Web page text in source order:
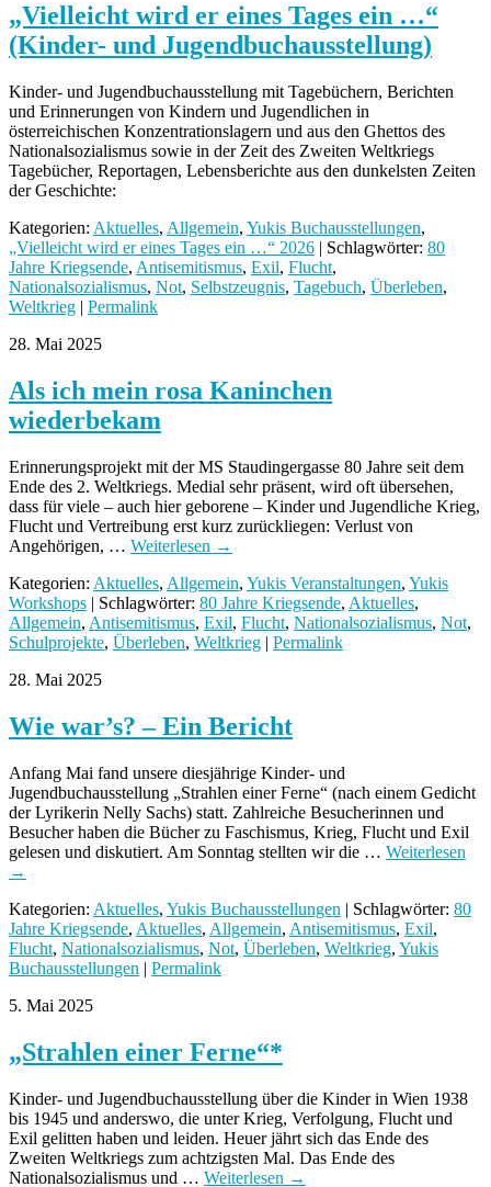
„Vielleicht wird er eines Tages ein …“
(Kinder- und Jugendbuchausstellung)
Kinder- und Jugendbuchausstellung mit Tagebüchern, Berichten
und Erinnerungen von Kindern und Jugendlichen in
österreichischen Konzentrationslagern und aus den Ghettos des
Nationalsozialismus sowie in der Zeit des Zweiten Weltkriegs
Tagebücher, Reportagen, Lebensberichte aus den dunkelsten Zeiten
der Geschichte:
Kategorien: Aktuelles, Allgemein, Yukis Buchausstellungen,
„Vielleicht wird er eines Tages ein …“ 2026 | Schlagwörter: 80
Jahre Kriegsende, Antisemitismus, Exil, Flucht,
Nationalsozialismus, Not, Selbstzeugnis, Tagebuch, Überleben,
Weltkrieg | Permalink
28. Mai 2025
Als ich mein rosa Kaninchen
wiederbekam
Erinnerungsprojekt mit der MS Staudingergasse 80 Jahre seit dem
Ende des 2. Weltkriegs. Medial sehr präsent, wird oft übersehen,
dass für viele – auch hier geborene – Kinder und Jugendliche Krieg,
Flucht und Vertreibung erst kurz zurückliegen: Verlust von
Angehörigen, … Weiterlesen →
Kategorien: Aktuelles, Allgemein, Yukis Veranstaltungen, Yukis
Workshops | Schlagwörter: 80 Jahre Kriegsende, Aktuelles,
Allgemein, Antisemitismus, Exil, Flucht, Nationalsozialismus, Not,
Schulprojekte, Überleben, Weltkrieg | Permalink
28. Mai 2025
Wie war’s? – Ein Bericht
Anfang Mai fand unsere diesjährige Kinder- und
Jugendbuchausstellung „Strahlen einer Ferne“ (nach einem Gedicht
der Lyrikerin Nelly Sachs) statt. Zahlreiche Besucherinnen und
Besucher haben die Bücher zu Faschismus, Krieg, Flucht und Exil
gelesen und diskutiert. Am Sonntag stellten wir die … Weiterlesen
→
Kategorien: Aktuelles, Yukis Buchausstellungen | Schlagwörter: 80
Jahre Kriegsende, Aktuelles, Allgemein, Antisemitismus, Exil,
Flucht, Nationalsozialismus, Not, Überleben, Weltkrieg, Yukis
Buchausstellungen | Permalink
5. Mai 2025
„Strahlen einer Ferne“*
Kinder- und Jugendbuchausstellung über die Kinder in Wien 1938
bis 1945 und anderswo, die unter Krieg, Verfolgung, Flucht und
Exil gelitten haben und leiden. Heuer jährt sich das Ende des
Zweiten Weltkriegs zum achtzigsten Mal. Das Ende des
Nationalsozialismus und … Weiterlesen →